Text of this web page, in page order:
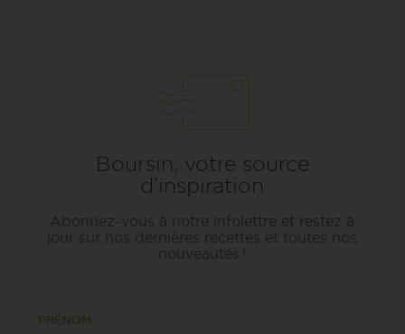
Boursin, votre source
d’inspiration
Abonnez-vous à notre infolettre et restez à
jour sur nos dernières recettes et toutes nos
nouveautés !
PRÉNOM